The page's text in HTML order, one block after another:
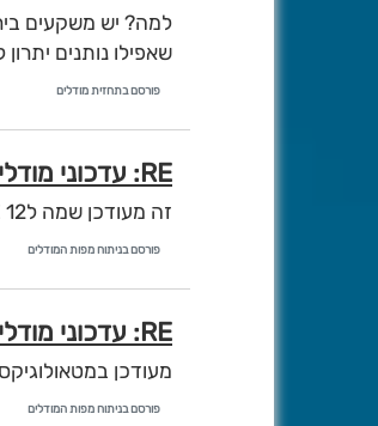
למה? יש משקעים
שאפילו נותנים
פורסם בתחזית מודלים
RE: עדכוני מודלים יום ראשון 16/2/2025 - איסי ועדכוני לילה
זה מעודכן שמה לZ 12 אתה יכול לבדוק
פורסם בניתוח מפות המודלים
RE: עדכוני מודלים יום ראשון 16/2/2025 - איסי ועדכוני לילה
מעודכן
פורסם בניתוח מפות המודלים